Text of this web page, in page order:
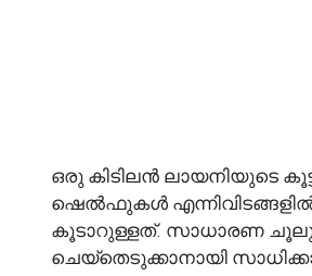
ഒരു കിടിലൻ ലായനിയുടെ കൂട്ട്
ഷെൽഫുകൾ
കൂടാറുള്ളത്. സാധാരണ
ചെയ്തെടുക്കാനായി